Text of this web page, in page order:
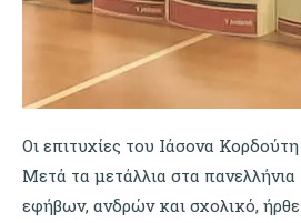
Οι επιτυχίες του Ιάσονα
Μετά τα μετάλλια στα
εφήβων, ανδρών και σχολικό,